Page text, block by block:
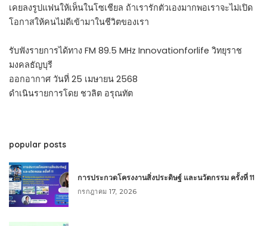
เคยลงรูปแฟนให้เห็นในโซเชียล ถ้าเรารักตัวเองมากพอเราจะไม่เปิด
โอกาสให้คนไม่ดีเข้ามาในชีวิตของเรา
รับฟังรายการได้ทาง FM 89.5 MHz Innovationforlife วิทยุราช
มงคลธัญบุรี
ออกอากาศ วันที่ 25 เมษายน 2568
ดำเนินรายการโดย ชวลิต อรุณทัต
popular posts
การประกวดโครงงานสิ่งประดิษฐ์ และนวัตกรรม ครั้งที่ 11
กรกฎาคม 17, 2026